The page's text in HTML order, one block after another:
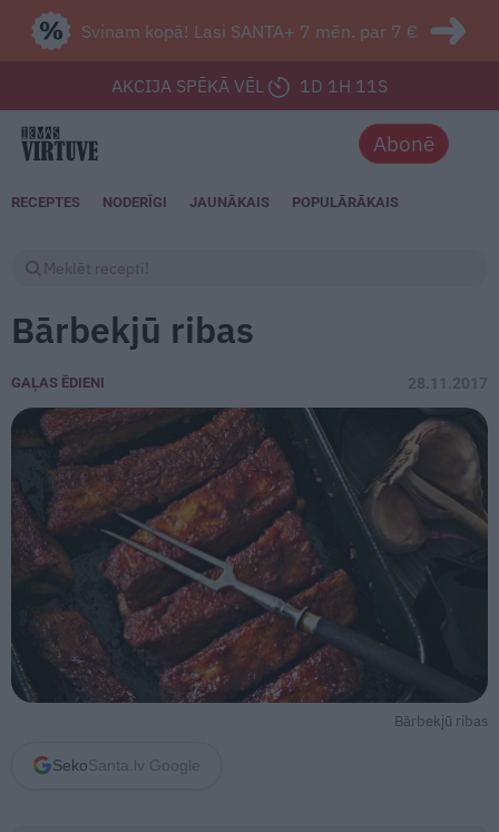
Svinam kopā! Lasi SANTA+ 7 mēn. par 7 €
AKCIJA SPĒKĀ VĒL 1D 1H 9S
Abonē
RECEPTES NODERĪGI JAUNĀKAIS POPULĀRĀKAIS
Bārbekjū ribas
GAĻAS ĒDIENI 28.11.2017
Bārbekjū ribas
Seko Santa.lv Google